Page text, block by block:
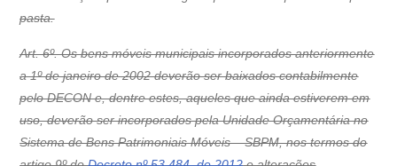
pasta.
Art. 6º. Os bens móveis municipais incorporados anteriormente
a 1º de janeiro de 2002 deverão ser baixados contabilmente
pelo DECON e, dentre estes, aqueles que ainda estiverem em
uso, deverão ser incorporados pela Unidade Orçamentária no
Sistema de Bens Patrimoniais Móveis – SBPM, nos termos do